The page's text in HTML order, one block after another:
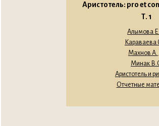
Аристотель: pro et
Т. 1
Алымова
Караваева
Махнов А.
Минак
Аристотель и
Отчетные